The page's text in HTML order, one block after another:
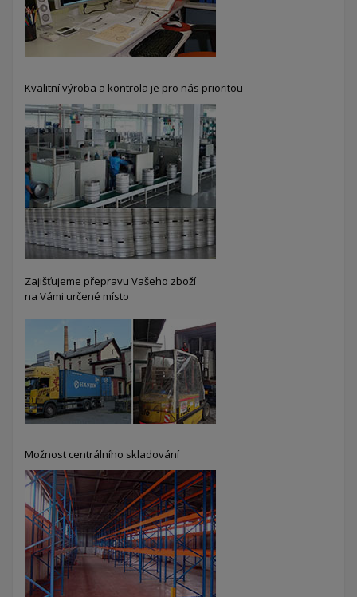
Kvalitní výroba a kontrola je pro nás prioritou
Zajišťujeme přepravu Vašeho zboží
na Vámi určené místo
Možnost centrálního skladování